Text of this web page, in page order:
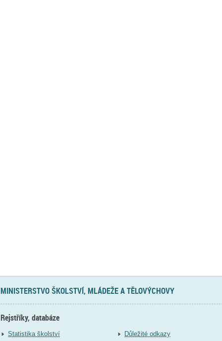
MINISTERSTVO ŠKOLSTVÍ, MLÁDEŽE A TĚLOVÝCHOVY
Rejstříky, databáze
Statistika školství
Důležité odkazy